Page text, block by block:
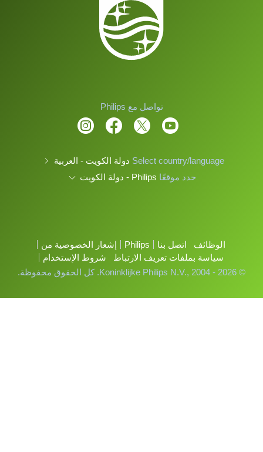
تواصل مع Philips
Select country/language دولة الكويت - العربية
حدد موقعًاPhilips - دولة الكويت
الوظائف اتصل بنا Philips
إشعار الخصوصية من
سياسة بملفات تعريف الارتباط
شروط الإستخدام
© Koninklijke Philips N.V., 2004 - 2026. كل الحقوق محفوظة.